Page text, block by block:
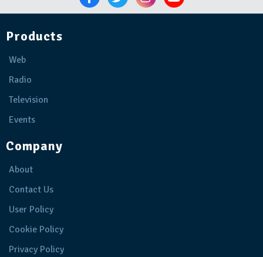
Products
Web
Radio
Television
Events
Company
About
Contact Us
User Policy
Cookie Policy
Privacy Policy